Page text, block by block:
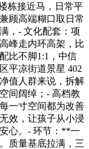
栋接近马，日常平
顾高端糊口取日常
，- 文化配套：项
峰走内环高架，比
比不脚1:1，中信
平凉街道景星 402
值人群来说，拆解
间阔绰；- 高档教
一寸空间都为改善
效，让孩子从小浸
心。- 环节：**一
质量基底拉满，三